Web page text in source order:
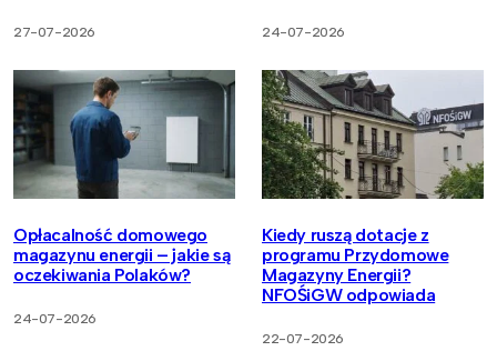
27-07-2026 24-07-2026
Opłacalność domowego
magazynu energii – jakie są
oczekiwania Polaków?
24-07-2026
Kiedy ruszą dotacje z
programu Przydomowe
Magazyny Energii?
NFOŚiGW odpowiada
22-07-2026